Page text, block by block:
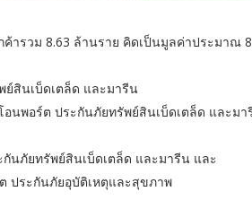
รวม 8.63 ล้านราย คิดเป็นมูลค่าประมาณ
สินเบ็ดเตล็ด และมารีน
นพอร์ต ประกันภัยทรัพย์สินเบ็ดเตล็ด และม
นภัยทรัพย์สินเบ็ดเตล็ด และมารีน และ
ประกันภัยอุบัติเหตุและสุขภาพ